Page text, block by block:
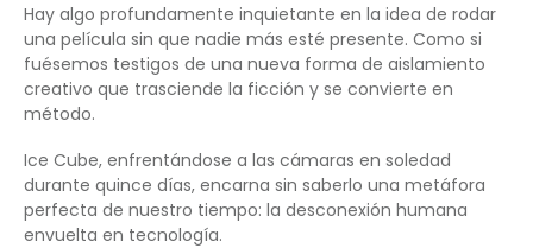
Hay algo profundamente inquietante en la idea de rodar
una película sin que nadie más esté presente. Como si
fuésemos testigos de una nueva forma de aislamiento
creativo que trasciende la ficción y se convierte en
método.
Ice Cube, enfrentándose a las cámaras en soledad
durante quince días, encarna sin saberlo una metáfora
perfecta de nuestro tiempo: la desconexión humana
envuelta en tecnología.